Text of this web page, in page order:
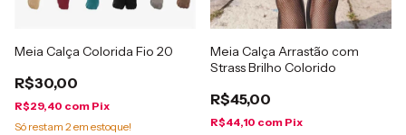
Meia Calça Colorida Fio 20
R$30,00
R$29,40 com Pix
Só restam 2em estoque!
Meia Calça Arrastão com
Strass Brilho Colorido
R$45,00
R$44,10 com Pix